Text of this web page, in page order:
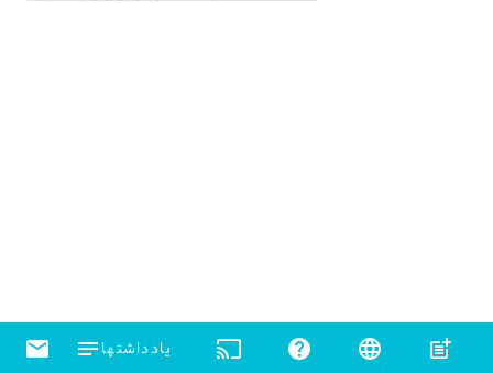
post_add
language
help
cast یادداشتهاnotes
email